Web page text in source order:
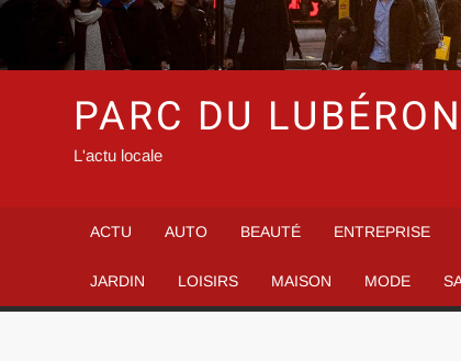
PARC DU LUBÉRON
L'actu locale
ACTU AUTO BEAUTÉ ENTREPRISE
JARDIN LOISIRS MAISON MODE